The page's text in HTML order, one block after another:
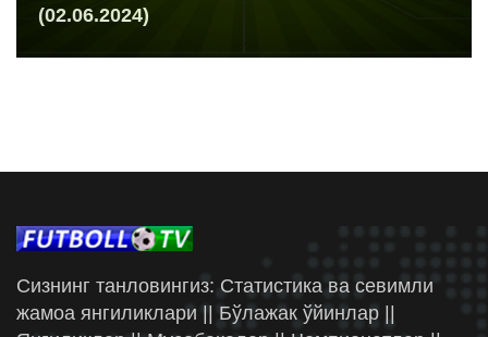
(02.06.2024)
Сизнинг танловингиз: Статистика ва севимли
жамоа янгиликлари || Бўлажак ўйинлар ||